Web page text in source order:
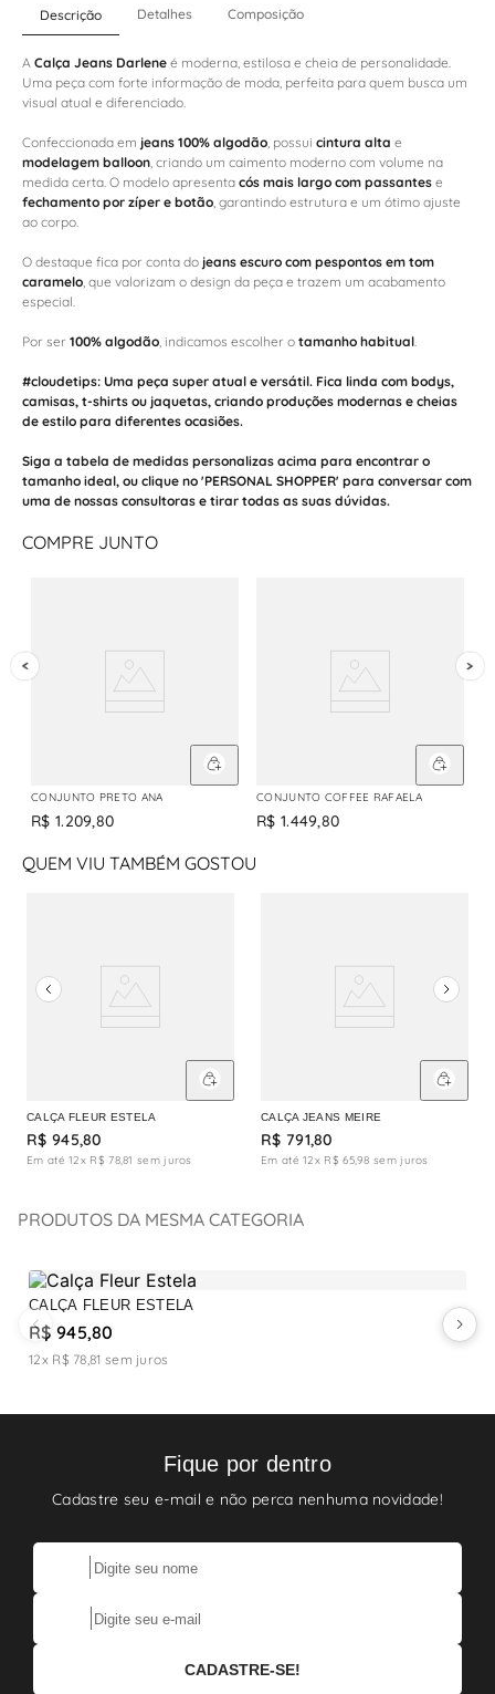
Descrição Detalhes Composição
A Calça Jeans Darlene é moderna, estilosa e cheia de personalidade.
Uma peça com forte informação de moda, perfeita para quem busca um
visual atual e diferenciado.
Confeccionada em jeans 100% algodão, possui cintura alta e
modelagem balloon, criando um caimento moderno com volume na
medida certa. O modelo apresenta cós mais largo com passantes e
fechamento por zíper e botão, garantindo estrutura e um ótimo ajuste
ao corpo.
O destaque fica por conta do jeans escuro com pespontos em tom
caramelo, que valorizam o design da peça e trazem um acabamento
especial.
Por ser 100% algodão, indicamos escolher o tamanho habitual.
#cloudetips: Uma peça super atual e versátil. Fica linda com bodys,
camisas, t-shirts ou jaquetas, criando produções modernas e cheias
de estilo para diferentes ocasiões.
Siga a tabela de medidas personalizas acima para encontrar o
tamanho ideal, ou clique no 'PERSONAL SHOPPER' para conversar com
uma de nossas consultoras e tirar todas as suas dúvidas.
COMPRE JUNTO
CONJUNTO PRETO ANA
R$ 1.209,80
CONJUNTO COFFEE RAFAELA
R$ 1.449,80
QUEM VIU TAMBÉM GOSTOU
CALÇA FLEUR ESTELA
R$ 945,80
Em até12x R$ 78,81 sem juros
CALÇA JEANS MEIRE
R$ 791,80
Em até12x R$ 65,98 sem juros
PRODUTOS DA MESMA CATEGORIA
CALÇA FLEUR ESTELA
R$ 945,80
12x R$ 78,81 sem juros
Fique por dentro
Cadastre seu e-mail e não perca nenhuma novidade!